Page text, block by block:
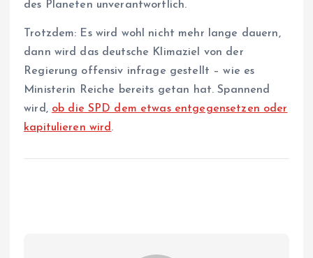
des Planeten unverantwortlich.
Trotzdem: Es wird wohl nicht mehr lange dauern,
dann wird das deutsche Klimaziel von der
Regierung offensiv infrage gestellt – wie es
Ministerin Reiche bereits getan hat. Spannend
wird, ob die SPD dem etwas entgegensetzen oder
kapitulieren wird .